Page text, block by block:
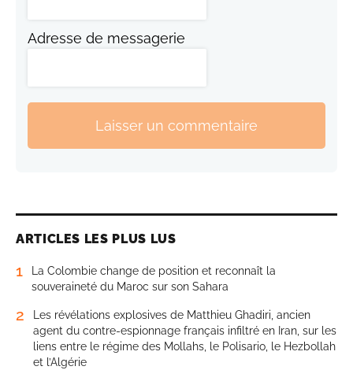
Adresse de messagerie
Laisser un commentaire
ARTICLES LES PLUS LUS
1
La Colombie change de position et reconnaît la
souveraineté du Maroc sur son Sahara
2
Les révélations explosives de Matthieu Ghadiri, ancien
agent du contre-espionnage français infiltré en Iran, sur les
liens entre le régime des Mollahs, le Polisario, le Hezbollah
et l’Algérie